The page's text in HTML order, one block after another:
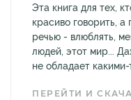
Эта книга для тех,
красиво говорить,
речью - влюблять,
людей, этот мир...
не обладает
ПЕРЕЙТИ И